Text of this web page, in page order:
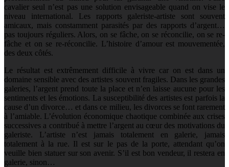
cavalier seul n’est pas une solution envisageable quand on vise le
niveau international. Les rapports galeriste-artiste sont souvent
amicaux, mais constamment parasités par des rapports d’argent…
pas toujours réguliers. Alors, on se fâche, on se réconcilie, on se re-
fâche et on se re-réconcilie. L’histoire d’amour est mouvementée,
des deux côtés.
Le résultat est extrêmement difficile à vivre car on est dans un
domaine sensible avec des artistes souvent fragiles. Dans les grandes
galeries, l’argent prend toute la place et n’en laisse aucune pour les
sentiments et les émotions. La susceptibilité des artistes est parfois la
cause d’un divorce… et dans ce milieu, les divorces se font rarement
à l’amiable. L’évolution économique chaotique combinée aux crises
successives a contribué à mettre l’argent au cœur des motivations du
galeriste. L’artiste n’est jamais totalement en galerie, jamais
totalement à la rue. Il est sur le pas de la porte, attendant qu’on
veuille bien statuer sur son avenir. S’il est bon vendeur, il restera en
galerie, sinon…